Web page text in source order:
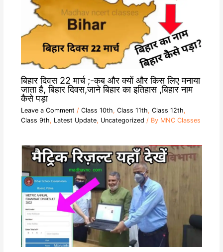
बिहार दिवस 22 मार्च ;-कब और क्यों और किस लिए मनाया
जाता है, बिहार दिवस,जाने बिहार का इतिहास ,बिहार नाम
कैसे पड़ा
Leave a Comment / Class 10th, Class 11th, Class 12th,
Class 9th, Latest Update, Uncategorized / By MNC Classes